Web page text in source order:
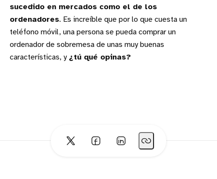
sucedido en mercados como el de los
ordenadores. Es increíble que por lo que cuesta un
teléfono móvil, una persona se pueda comprar un
ordenador de sobremesa de unas muy buenas
características, y ¿tú qué opinas?